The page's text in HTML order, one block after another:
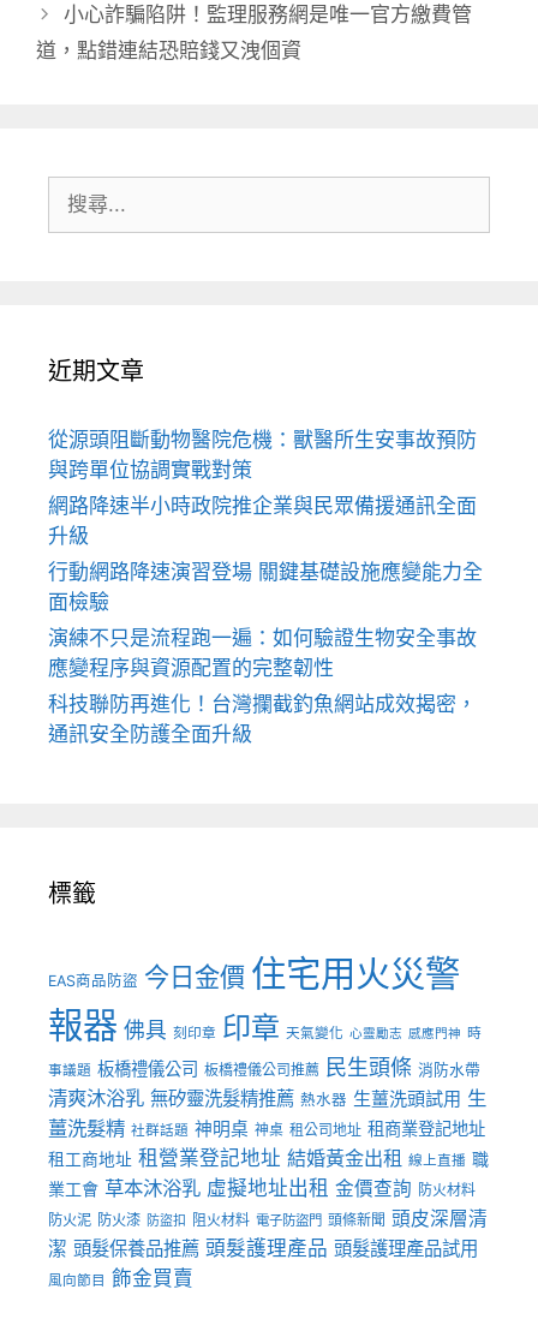
小心詐騙陷阱！監理服務網是唯一官方繳費管
道，點錯連結恐賠錢又洩個資
尋:
近期文章
從源頭阻斷動物醫院危機：獸醫所生安事故預防
與跨單位協調實戰對策
網路降速半小時政院推企業與民眾備援通訊全面
升級
行動網路降速演習登場 關鍵基礎設施應變能力全
面檢驗
演練不只是流程跑一遍：如何驗證生物安全事故
應變程序與資源配置的完整韌性
科技聯防再進化！台灣攔截釣魚網站成效揭密，
通訊安全防護全面升級
標籤
EAS商品防盜 今日金價 住宅用火災警
報器 佛具 刻印章 印章 天氣變化 心靈勵志 感應門神 時
事議題 板橋禮儀公司 板橋禮儀公司推薦 民生頭條 消防水帶
清爽沐浴乳 無矽靈洗髮精推薦 熱水器 生薑洗頭試用 生
薑洗髮精 社群話題 神明桌 神桌 租公司地址 租商業登記地址
租工商地址 租營業登記地址 結婚黃金出租 線上直播 職
業工會 草本沐浴乳 虛擬地址出租 金價查詢 防火材料
防火泥 防火漆 防盜扣 阻火材料 電子防盜門 頭條新聞 頭皮深層清
潔 頭髮保養品推薦 頭髮護理產品 頭髮護理產品試用
風向節目 飾金買賣